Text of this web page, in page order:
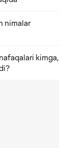
nimalar
kimga,